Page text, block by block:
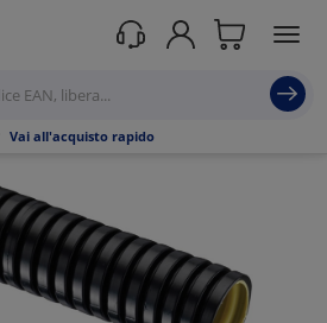
Vai all'acquisto rapido
Rettangolari e guaine civili in PVC/